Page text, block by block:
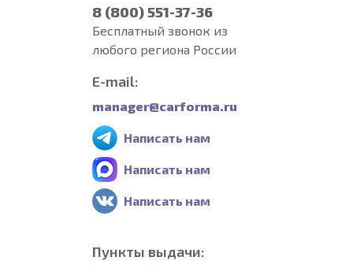
8 (800) 551-37-36
Бесплатный звонок из
любого региона России
E-mail:
manager@carforma.ru
Написать нам
Написать нам
Написать нам
Пункты выдачи: